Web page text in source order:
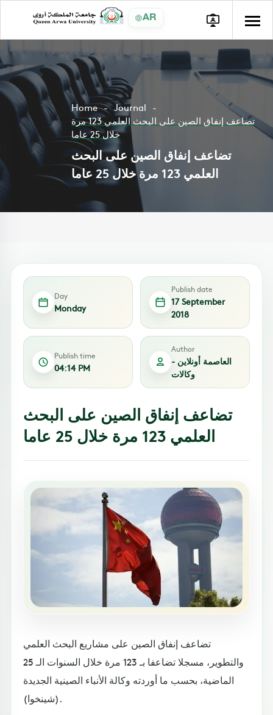
AR
Home
Journal
تضاعف إنفاق الصين على البحث العلمي 123 مرة
خلال 25 عاما
تضاعف إنفاق الصين على البحث
العلمي 123 مرة خلال 25 عاما
Day
Monday
Publish date
17 September
2018
Publish time
04:14 PM
Author
العاصمة أونلاين -
وكالات
تضاعف إنفاق الصين على البحث
العلمي 123 مرة خلال 25 عاما
تضاعف إنفاق الصين على مشاريع البحث العلمي
والتطوير، مسجلا تضاعفا بـ 123 مرة خلال السنوات الـ 25
الماضية، بحسب ما أوردته وكالة الأنباء الصينية الجديدة
(شينخوا).